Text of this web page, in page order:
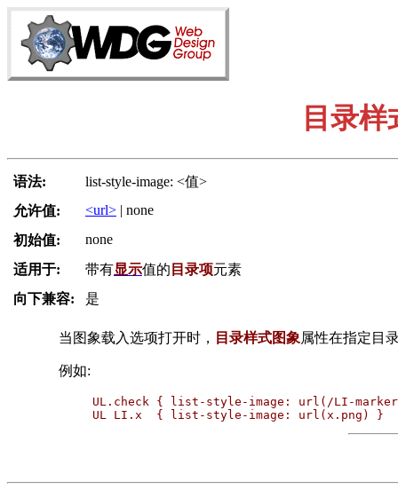
目录
语法:
list-style-image: <值>
允许值:
<url> | none
初始值:
none
适用于:
带有显示值的 目录项元素
向下兼容:
是
当图象载入选项打开时， 目录样式图象属性在指定目
例如:
UL.check { list-style-image: url(/LI-
UL LI.x  { list-style-image: url(x.png) }